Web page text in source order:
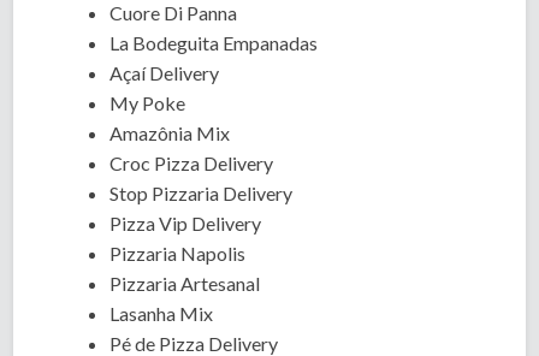
Cuore Di Panna
La Bodeguita Empanadas
Açaí Delivery
My Poke
Amazônia Mix
Croc Pizza Delivery
Stop Pizzaria Delivery
Pizza Vip Delivery
Pizzaria Napolis
Pizzaria Artesanal
Lasanha Mix
Pé de Pizza Delivery